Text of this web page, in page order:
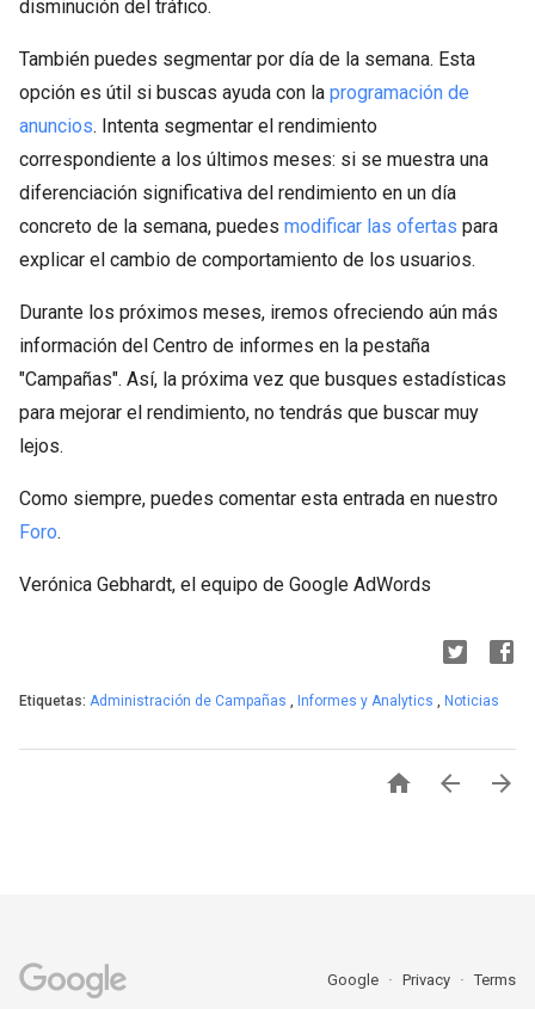
disminución del tráfico.
También puedes segmentar por día de la semana. Esta
opción es útil si buscas ayuda con la programación de
anuncios. Intenta segmentar el rendimiento
correspondiente a los últimos meses: si se muestra una
diferenciación significativa del rendimiento en un día
concreto de la semana, puedes modificar las ofertas para
explicar el cambio de comportamiento de los usuarios.
Durante los próximos meses, iremos ofreciendo aún más
información del Centro de informes en la pestaña
"Campañas". Así, la próxima vez que busques estadísticas
para mejorar el rendimiento, no tendrás que buscar muy
lejos.
Como siempre, puedes comentar esta entrada en nuestro
Foro.
Verónica Gebhardt, el equipo de Google AdWords
Etiquetas: Administración de Campañas , Informes y Analytics , Noticias
  
Google Privacy Terms